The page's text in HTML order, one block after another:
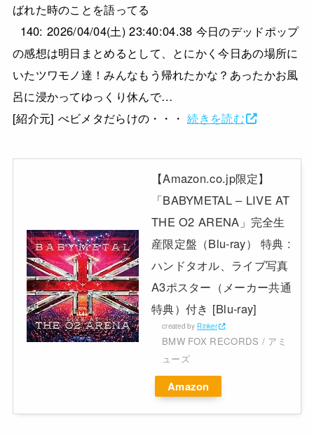
ばれた時のことを語ってる
140: 2026/04/04(土) 23:40:04.38 今日のデッドポップ
の感想は明日まとめるとして、とにかく今日あの場所に
いたツワモノ達！みんなもう帰れたかな？あったかお風
呂に浸かってゆっくり休んで…
[紹介元] べビメタだらけの・・・続きを読む
【Amazon.co.jp限定】
「BABYMETAL – LIVE AT
THE O2 ARENA」完全生
産限定盤（Blu-ray） 特典 :
ハンドタオル、ライブ写真
A3ポスター（メーカー共通
特典）付き [Blu-ray]
created by Rinker
BMW FOX RECORDS / アミ
ューズ
Amazon